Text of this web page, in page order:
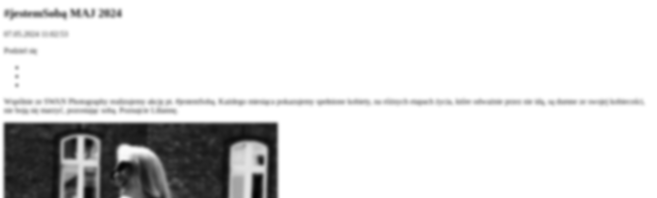
#jestemSobą MAJ 2024
07.05.2024 11:02:53
Podziel się
Wspólnie ze SWAN Photography realizujemy akcję pt. #jestemSobą. Każdego miesiąca pokazujemy spełnione kobiety, na różnych etapach życia, które odważnie przez nie idą, są dumne ze swojej kobiecości,
nie boją się marzyć, pozostając sobą. Poznajcie Liliannę.